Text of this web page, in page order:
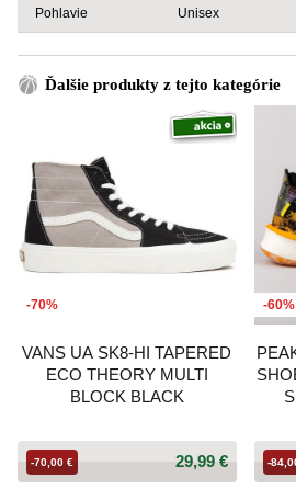
Pohlavie Unisex
Ďalšie produkty z tejto kategórie
-70%
VANS UA SK8-HI TAPERED
ECO THEORY MULTI
BLOCK BLACK
29,99 €
-70,00 €
-60%
-